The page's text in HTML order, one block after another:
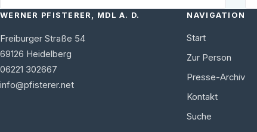
der CDU …
WERNER PFISTERER, MDL A. D.
Freiburger Straße 54
69126 Heidelberg
06221 302667
info@pfisterer.net
NAVIGATION
Start
Zur Person
Presse-Archiv
Kontakt
Suche